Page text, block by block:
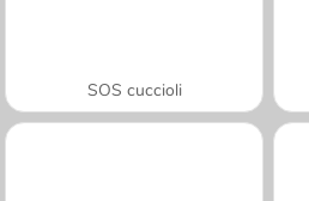
SOS cuccioli